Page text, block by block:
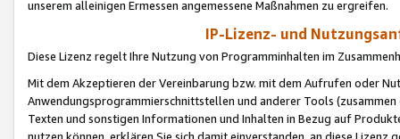
unserem alleinigen Ermessen angemessene Maßnahmen zu ergreifen.
IP-Lizenz- und
Diese Lizenz regelt Ihre Nutzung von Programminhalten im
Mit dem Akzeptieren der Vereinbarung bzw. mit dem Aufrufen oder
Anwendungsprogrammierschnittstellen und anderer Tools (zusammen
Texten und sonstigen Informationen und Inhalten in Bezug auf
nutzen können, erklären Sie sich damit einverstanden, an diese Lizenz